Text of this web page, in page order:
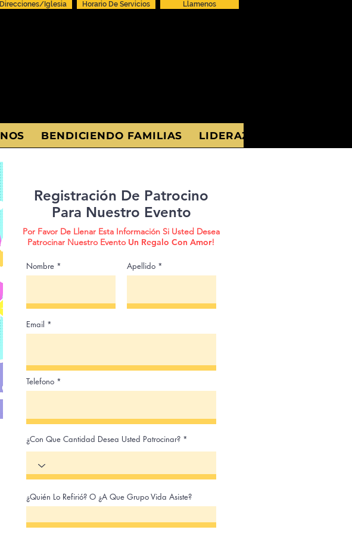
Direcciones/Iglesia Horario De Servicios Llamenos
BENDICIENDO FAMILIAS LIDERAZGO
Registración De Patrocino
Para Nuestro Evento
Por Favor De Llenar Esta Información Si Usted Desea
Patrocinar Nuestro Evento Un Regalo Con Amor!
Nombre Apellido
Email
Telefono
¿Con Que Cantidad Desea Usted Patrocinar?
¿Quién Lo Refirió? O ¿A Que Grupo Vida Asiste?